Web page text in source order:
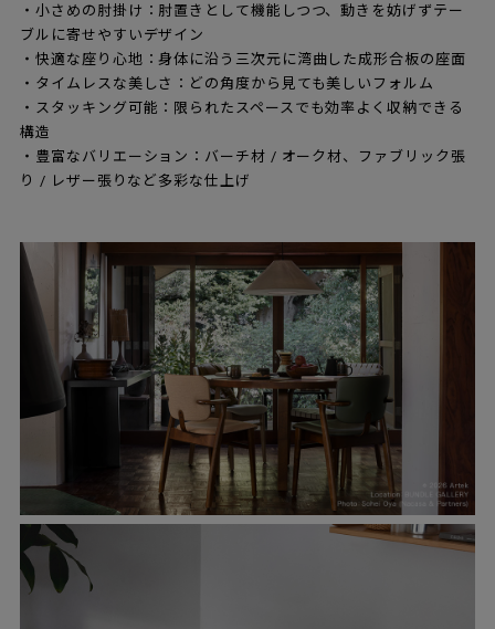
・小さめの肘掛け：肘置きとして機能しつつ、動きを妨げずテー
ブルに寄せやすいデザイン
・快適な座り心地：身体に沿う三次元に湾曲した成形合板の座面
・タイムレスな美しさ：どの角度から見ても美しいフォルム
・スタッキング可能：限られたスペースでも効率よく収納できる
構造
・豊富なバリエーション：バーチ材 / オーク材、ファブリック張
り / レザー張りなど多彩な仕上げ